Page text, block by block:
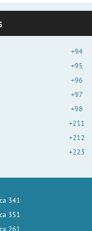
+94
+95
+96
+97
+98
+211
+212
+223
341
351
261